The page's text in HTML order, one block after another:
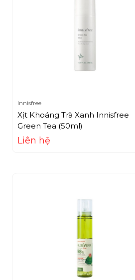
Innisfree
Xịt Khoáng Trà Xanh Innisfree
Green Tea (50ml)
Liên hệ